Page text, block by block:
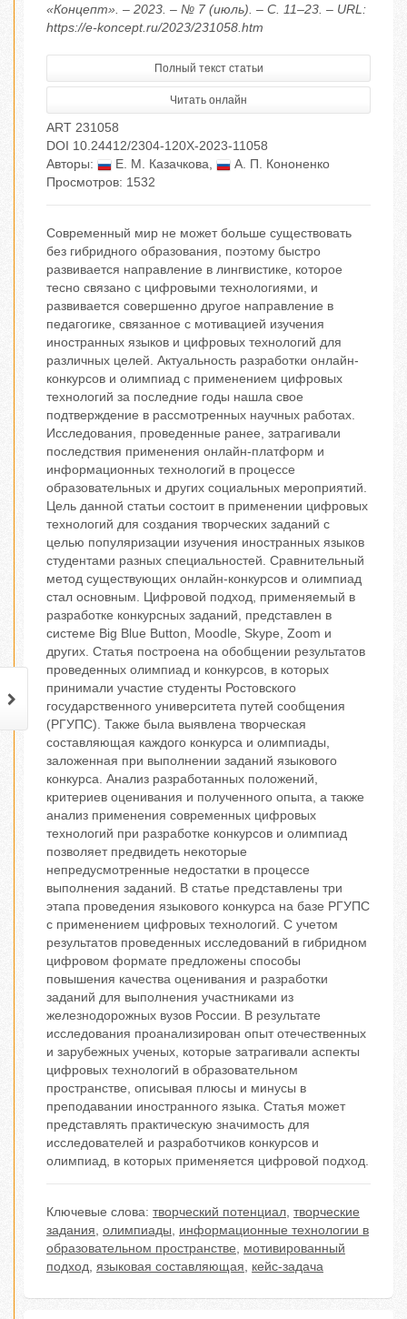
«Концепт». – 2023. – № 7 (июль). – С. 11–23. – URL:
https://e-koncept.ru/2023/231058.htm
Полный текст статьи
Читать онлайн
ART 231058
DOI 10.24412/2304-120X-2023-11058
Авторы:
Е. М. Казачкова,
А. П. Кононенко
Просмотров: 1532
Современный мир не может больше существовать
без гибридного образования, поэтому быстро
развивается направление в лингвистике, которое
тесно связано с цифровыми технологиями, и
развивается совершенно другое направление в
педагогике, связанное с мотивацией изучения
иностранных языков и цифровых технологий для
различных целей. Актуальность разработки онлайн-
конкурсов и олимпиад с применением цифровых
технологий за последние годы нашла свое
подтверждение в рассмотренных научных работах.
Исследования, проведенные ранее, затрагивали
последствия применения онлайн-платформ и
информационных технологий в процессе
образовательных и других социальных мероприятий.
Цель данной статьи состоит в применении цифровых
технологий для создания творческих заданий с
целью популяризации изучения иностранных языков
студентами разных специальностей. Сравнительный
метод существующих онлайн-конкурсов и олимпиад
стал основным. Цифровой подход, применяемый в
разработке конкурсных заданий, представлен в
системе Big Blue Button, Moodle, Skype, Zoom и
других. Статья построена на обобщении результатов
проведенных олимпиад и конкурсов, в которых
принимали участие студенты Ростовского
государственного университета путей сообщения
(РГУПС). Также была выявлена творческая
составляющая каждого конкурса и олимпиады,
заложенная при выполнении заданий языкового
конкурса. Анализ разработанных положений,
критериев оценивания и полученного опыта, а также
анализ применения современных цифровых
технологий при разработке конкурсов и олимпиад
позволяет предвидеть некоторые
непредусмотренные недостатки в процессе
выполнения заданий. В статье представлены три
этапа проведения языкового конкурса на базе РГУПС
с применением цифровых технологий. С учетом
результатов проведенных исследований в гибридном
цифровом формате предложены способы
повышения качества оценивания и разработки
заданий для выполнения участниками из
железнодорожных вузов России. В результате
исследования проанализирован опыт отечественных
и зарубежных ученых, которые затрагивали аспекты
цифровых технологий в образовательном
пространстве, описывая плюсы и минусы в
преподавании иностранного языка. Статья может
представлять практическую значимость для
исследователей и разработчиков конкурсов и
олимпиад, в которых применяется цифровой подход.
Ключевые слова: творческий потенциал, творческие
задания, олимпиады, информационные технологии в
образовательном пространстве, мотивированный
подход, языковая составляющая, кейс-задача